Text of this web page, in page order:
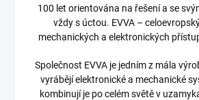
100 let orientována na řešení a se
vždy s úctou. EVVA –
mechanických a elektronických
Společnost EVVA je jedním z mála
vyrábějí elektronické a mechanické
kombinují je po celém světě v